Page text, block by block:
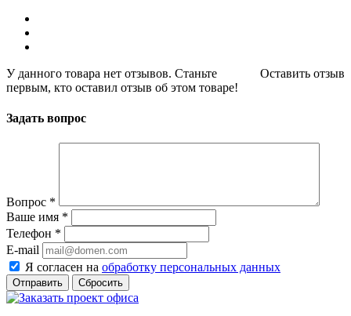
Оставить отзыв
У данного товара нет отзывов. Станьте
первым, кто оставил отзыв об этом товаре!
Задать вопрос
Вопрос *
Ваше имя *
Телефон *
E-mail
Я согласен на обработку персональных данных
Сбросить